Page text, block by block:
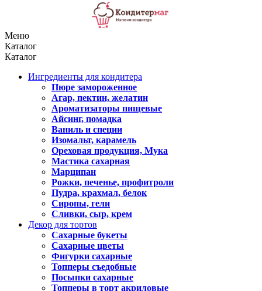
Меню
Каталог
Каталог
Ингредиенты для кондитера
Пюре замороженное
Агар, пектин, желатин
Ароматизаторы пищевые
Айсинг, помадка
Ваниль и специи
Изомальт, карамель
Ореховая продукция, Мука
Мастика сахарная
Марципан
Рожки, печенье, профитроли
Пудра, крахмал, белок
Сиропы, гели
Сливки, сыр, крем
Декор для тортов
Сахарные букеты
Сахарные цветы
Фигурки сахарные
Топперы съедобные
Посыпки сахарные
Топперы в торт акриловые